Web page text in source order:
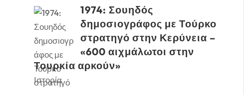
1974: Σουηδός
δημοσιογράφος με Τούρκο
στρατηγό στην Κερύνεια –
«600 αιχμάλωτοι στην
Τουρκία αρκούν»
Ιστορία